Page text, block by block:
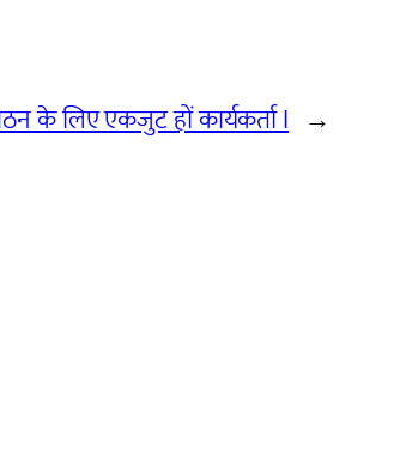
के लिए एकजुट हों कार्यकर्ता I →